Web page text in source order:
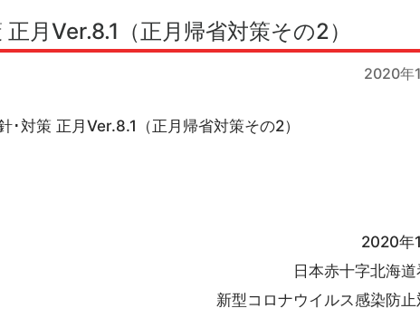
月Ver.8.1（正月帰省対策その2）
2020年
対策 正月Ver.8.1（正月帰省対策その2）
2020年
日本赤十字北海
新型コロナウイルス感染防